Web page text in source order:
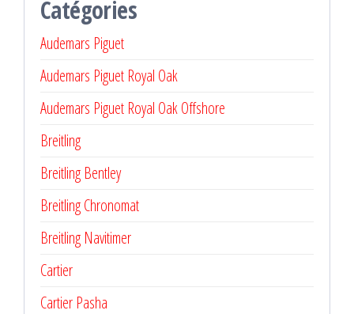
Catégories
Audemars Piguet
Audemars Piguet Royal Oak
Audemars Piguet Royal Oak Offshore
Breitling
Breitling Bentley
Breitling Chronomat
Breitling Navitimer
Cartier
Cartier Pasha